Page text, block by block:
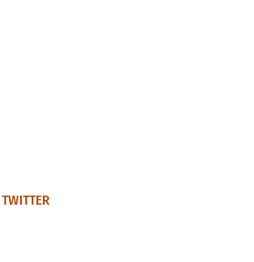
TWITTER